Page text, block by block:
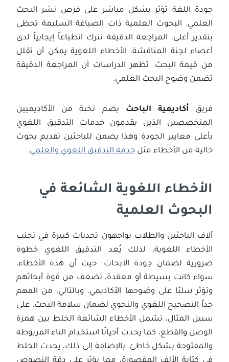
جودة اللغة تؤثر بشكل مباشر على فرص نشر البحث
العلمي. البحوث العلمية ذات الصياغة السليمة تحظى
بتقدير أعلى. المراجعة الدقيقة تترك انطباعاً إيجابياً لدى
أعضاء لجنة المناقشة. الأخطاء اللغوية يمكن أن تقلل
من قيمة البحث. تظهر الدراسات أن المراجعة الدقيقة
تضمن وضوح البحث العلمي.
فريق أكاديمية الباحث يضم نخبة من الأكاديميين
المتخصصين الذين يقدمون خدمات التدقيق اللغوي
بأعلى معايير الجودة وهذا يضمن للباحثين تقديم بحوث
خالية من الأخطاء مثل خدمة التدقيق اللغوي والعلمي.
الأخطاء اللغوية الشائعة في
البحوث العلمية
آلاف الباحثين والطلاب يواجهون تحديات كبيرة في تجنب
الأخطاء اللغوية، لذلك يُعد التدقيق اللغوي خطوة
ضرورية لضمان جودة الأبحاث. حيث أن هذه الأخطاء،
سواء كانت بسيطة أو معقدة، تضعف من قوة أبحاثهم
وتؤثر سلبًا على وضوحها الأكاديمي. وبالتالي، من المهم
جداً التصحيح اللغوي والنحوي لضمان سلامة البحث. على
سبيل المثال، تشمل الأخطاء الشائعة الخلط بين همزة
الوصل والقطع، كما يحدث أحيانًا استخدام التاء المربوطة
والمفتوحة بشكل خاطئ. بالإضافة إلى ذلك، يحدث الخلط